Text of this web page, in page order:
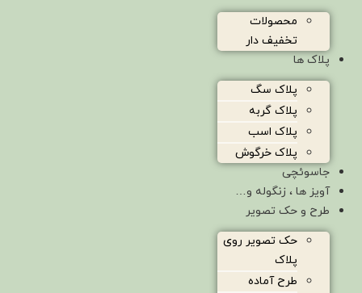
محصولات
تخفیف دار
پلاک ها
پلاک سگ
پلاک گربه
پلاک اسب
پلاک خرگوش
جاسوئچی
آویز ها ، زنگوله و…
طرح و حک تصویر
حک تصویر روی
پلاک
طرح آماده